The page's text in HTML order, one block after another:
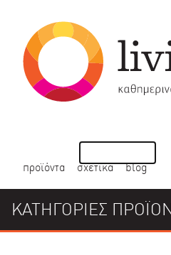
προϊόντα σχετικά blog
ΚΑΤΗΓΟΡΙΕΣ